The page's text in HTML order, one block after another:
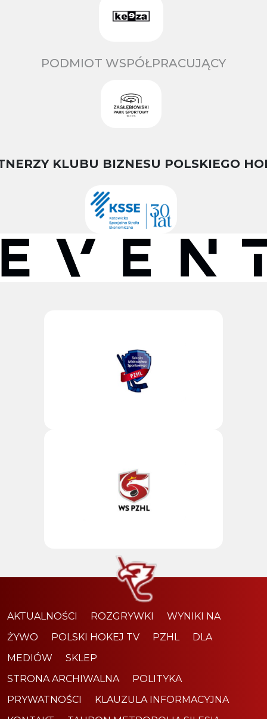
PODMIOT WSPÓŁPRACUJĄCY
KLUBU BIZNESU POLSKIEGO
AKTUALNOŚCI ROZGRYWKI
WYNIKI NA
ŻYWO
POLSKI HOKEJ TV PZHL
DLA
MEDIÓW
SKLEP
STRONA ARCHIWALNA
POLITYKA
PRYWATNOŚCI
KLAUZULA INFORMACYJNA